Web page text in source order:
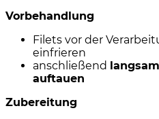
Vorbehandlung
Filets vor der
einfrieren
anschließend
auftauen
Zubereitung